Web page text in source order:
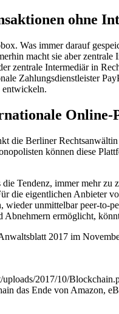
ohne
Was immer darauf
macht sie aber zentrale
zentrale Intermediär in
Zahlungsdienstleister
Online-
die Berliner
können diese
die Tendenz, immer mehr
die eigentlichen Anbieter
unmittelbar peer-to-
Abnehmern ermöglicht,
2017 im
2017/10/
das Ende von Amazon,